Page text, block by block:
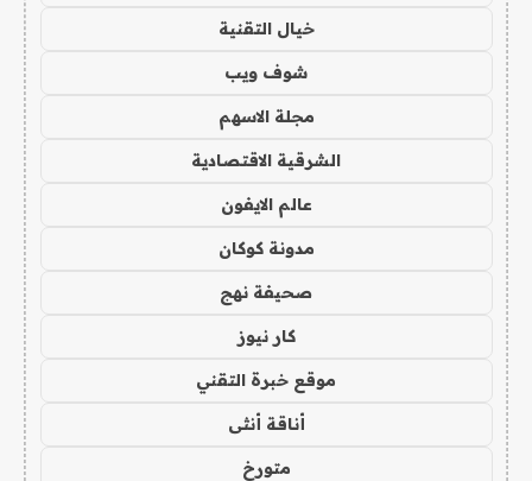
خيال التقنية
شوف ويب
مجلة الاسهم
الشرقية الاقتصادية
عالم الايفون
مدونة كوكان
صحيفة نهج
كار نيوز
موقع خبرة التقني
أناقة أنثى
متورخ